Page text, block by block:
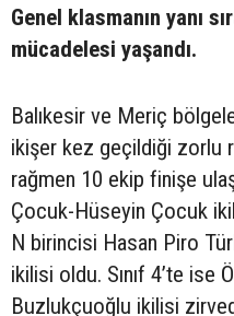
Genel klasmanın yanı
mücadelesi yaşandı.
Balıkesir ve Meriç
ikişer kez geçildiği zorlu
rağmen 10 ekip finişe
Çocuk-Hüseyin Çocuk
N birincisi Hasan Piro
ikilisi oldu. Sınıf 4’te ise
Buzlukçuoğlu ikilisi